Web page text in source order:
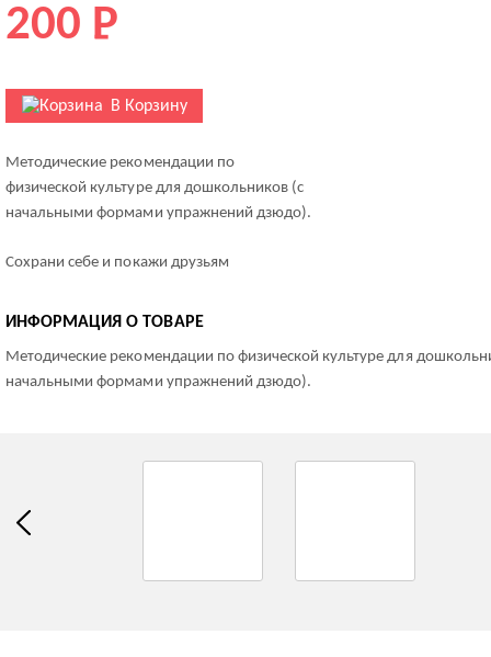
Спортивные сумки и рюкзаки
Что подарить дзюдоисту?
200 P
В Корзину
Методические рекомендации по
физической культуре для дошкольников (с
начальными формами упражнений дзюдо).
Сохрани себе и покажи друзьям
ИНФОРМАЦИЯ О ТОВАРЕ
Методические рекомендации по физической культуре для
начальными формами упражнений дзюдо).